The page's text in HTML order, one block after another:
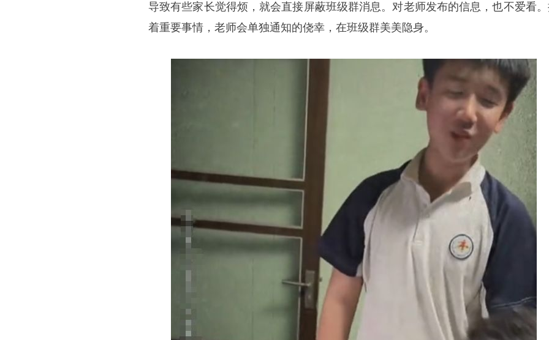
导致有些家长觉得烦，就会直接屏蔽班级群消息。对老师发布的信息，也不爱看
着重要事情，老师会单独通知的侥幸，在班级群美美隐身。